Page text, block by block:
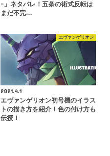
ｰ」ネタバレ！五条の術式反転は
まだ不完…
エヴァンゲリオン
2021.4.1
エヴァンゲリオン初号機のイラス
トの描き方を紹介！色の付け方も
伝授！